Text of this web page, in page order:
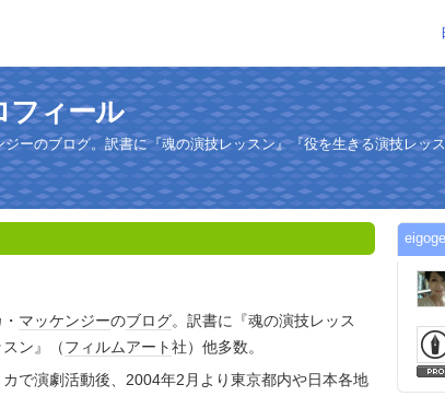
フィール
ーのブログ。訳書に『魂の演技レッスン』『役を生きる演技レッ
マッケンジーのブログ。訳書に『魂の演技レッス
ン』（フィルムアート社）他多数。
で演劇活動後、2004年2月より東京都内や日本各地